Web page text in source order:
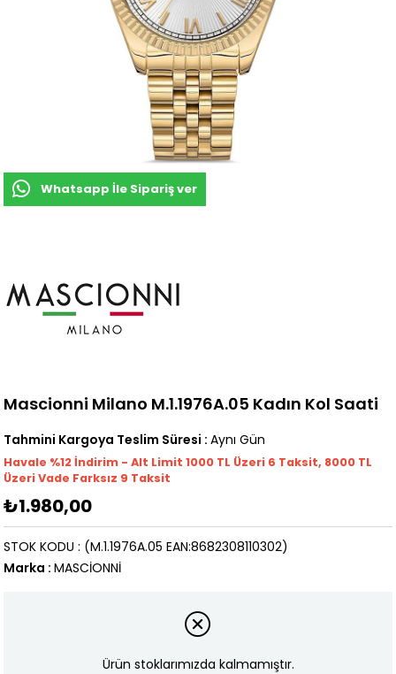
Whatsapp İle Sipariş ver
Mascionni Milano M.1.1976A.05 Kadın Kol Saati
Tahmini Kargoya Teslim Süresi : Aynı Gün
Havale %12 İndirim - Alt Limit 1000 TL Üzeri 6 Taksit, 8000 TL
Üzeri Vade Farksız 9 Taksit
₺1.980,00
(M.1.1976A.05 EAN:8682308110302)
STOK KODU
Marka : MASCİONNİ
Ürün stoklarımızda kalmamıştır.